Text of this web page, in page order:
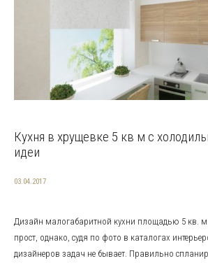
Кухня в хрущевке 5 кв м с
идеи
03.04.2017
Дизайн малогабаритной кухни площадью 5 кв. м
прост, однако, судя по фото в каталогах
дизайнеров задач не бывает. Правильно